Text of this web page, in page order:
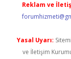
Reklam ve
Yasal Uyarı:
ve İletişim